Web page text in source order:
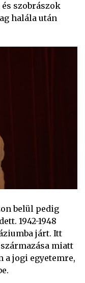
és szobrászok
halála után
belül pedig
1942-1948
járt. Itt
miatt
a jogi egyetemre,